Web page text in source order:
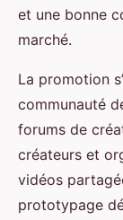
et une bonne
marché.
La promotion
communauté
forums de
créateurs et
vidéos
prototypage